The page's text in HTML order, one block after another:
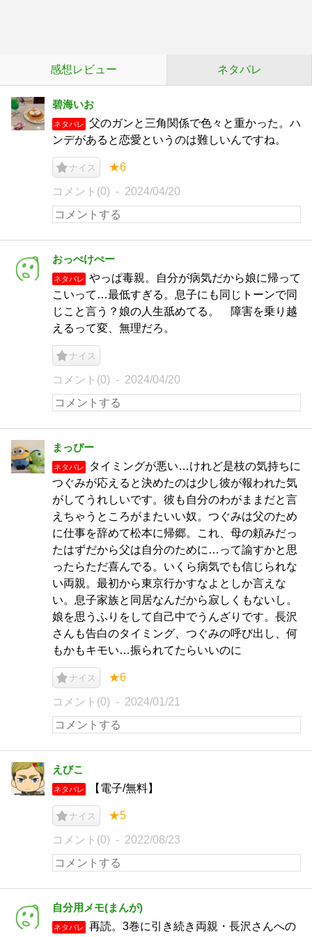
感想レビュー ネタバレ
碧海いお
ネタバレ
父のガンと三角関係で色々と重かった。ハ
ンデがあると恋愛というのは難しいんですね。
ナイス ★6
コメント(0) 2024/04/20
おっぺけぺー
ネタバレ
やっぱ毒親。自分が病気だから娘に帰って
こいって…最低すぎる。息子にも同じトーンで同
じこと言う？娘の人生舐めてる。 障害を乗り越
えるって変、無理だろ。
ナイス
コメント(0) 2024/04/20
まっぴー
ネタバレ
タイミングが悪い…けれど是枝の気持ちに
つぐみが応えると決めたのは少し彼が報われた気
がしてうれしいです。彼も自分のわがままだと言
えちゃうところがまたいい奴。つぐみは父のため
に仕事を辞めて松本に帰郷。これ、母の頼みだっ
たはずだから父は自分のために…って諭すかと思
ったらただ喜んでる。いくら病気でも信じられな
い両親。最初から東京行かすなよとしか言えな
い。息子家族と同居なんだから寂しくもないし。
娘を思うふりをして自己中でうんざりです。長沢
さんも告白のタイミング、つぐみの呼び出し、何
もかもキモい…振られてたらいいのに
ナイス ★6
コメント(0) 2024/01/21
えびこ
ネタバレ 【電子/無料】
ナイス ★5
コメント(0) 2022/08/23
自分用メモ(まんが)
ネタバレ 再読。3巻に引き続き両親・長沢さんへの